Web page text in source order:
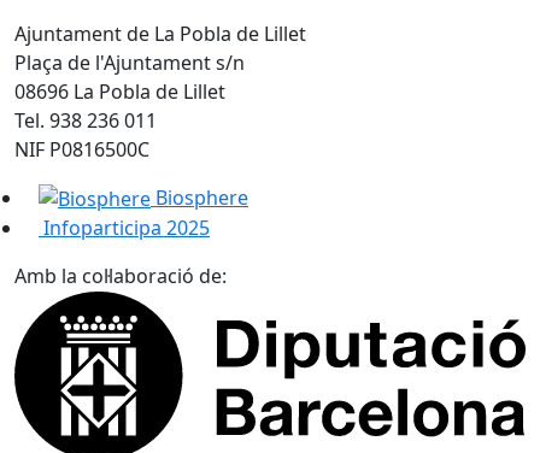
Ajuntament de La Pobla de Lillet
Plaça de l'Ajuntament s/n
08696 La Pobla de Lillet
Tel. 938 236 011
NIF P0816500C
Biosphere
Infoparticipa 2025
Amb la col·laboració de: